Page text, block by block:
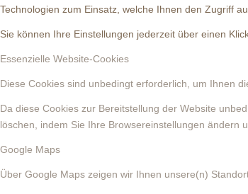
Technologien zum Einsatz, welche Ihnen den Zugriff
Sie können Ihre Einstellungen jederzeit über einen
Essenzielle Website-Cookies
Diese Cookies sind unbedingt erforderlich, um Ihnen
Da diese Cookies zur Bereitstellung der Website
löschen, indem Sie Ihre Browsereinstellungen ändern
Google Maps
Über Google Maps zeigen wir Ihnen unsere(n)